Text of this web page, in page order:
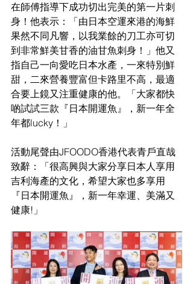
在師傅指導下成功切出完美的第一片刺
身！他表示：「由日本空運來港的海鮮
果然不同凡響，以我業餘的刀工亦可切
到非常鮮美甘香的油甘魚刺身！」他又
指自己一向愛吃日本水產，一來特別鮮
甜，二來營養豐富但卡路里不高，最適
合要上鏡又注重健康的他。「大家都快
啲試試三款『日本開運魚』，新一年全
年都lucky！」
活動尾聲由JFOODO香港代表青戶直哉
致辭：「很高興與大家分享日本人享用
吉利海產的文化，希望大家也多享用
『日本開運魚』，新一年幸運、美滿又
健康!」